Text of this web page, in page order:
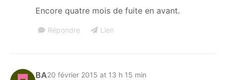
Encore quatre mois de fuite en avant.
Répondre Lien
BA20 février 2015 at 13 h 15 min